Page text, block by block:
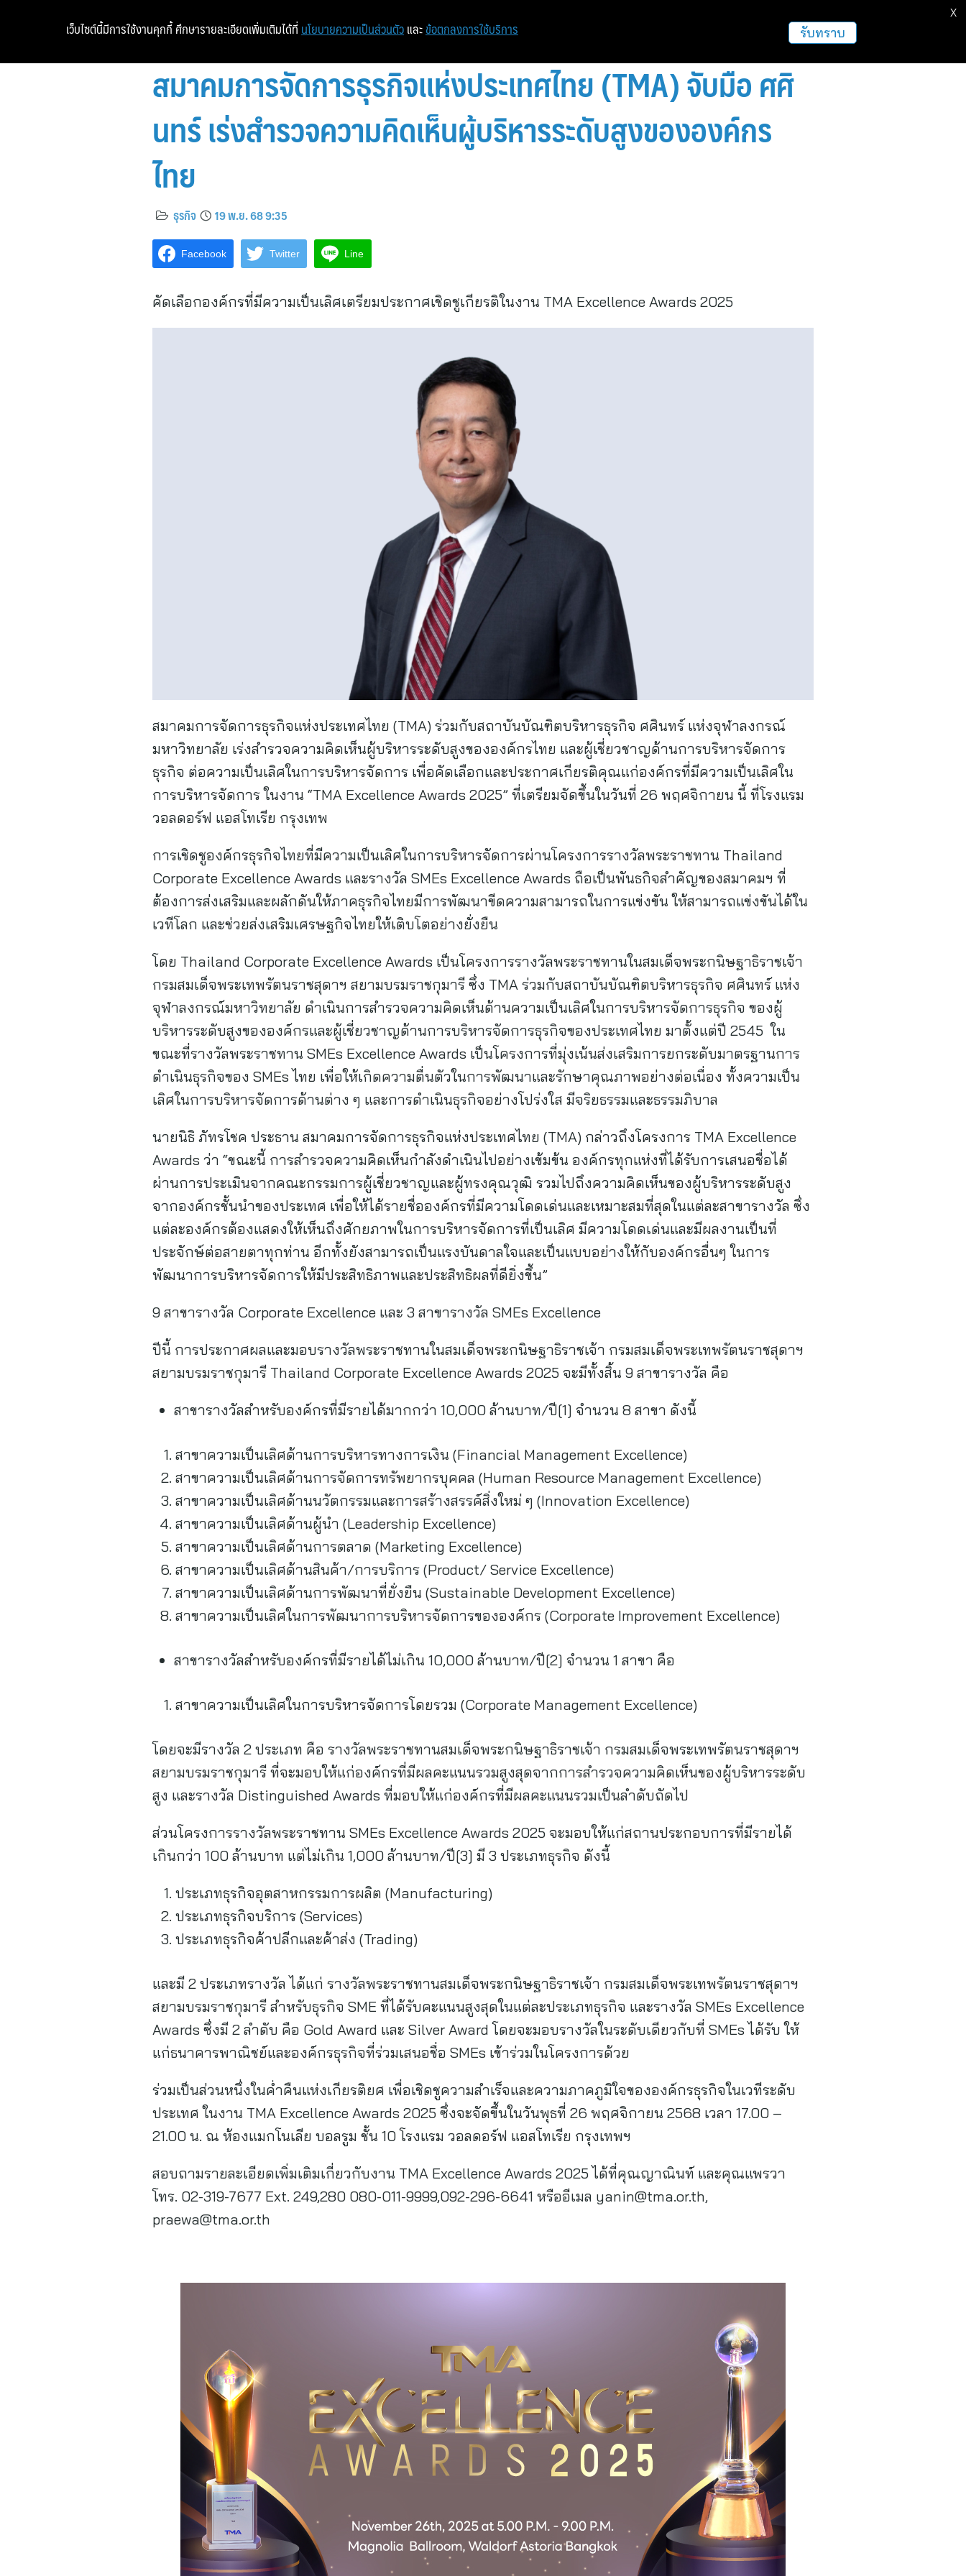
สมาคมการจัดการธุรกิจแห่งประเทศไทย (TMA) จับมือ ศศิ
นทร์ เร่งสำรวจความคิดเห็นผู้บริหารระดับสูงขององค์กร
ไทย
ธุรกิจ 19 พ.ย. 68 9:35
Facebook Twitter Line
คัดเลือกองค์กรที่มีความเป็นเลิศเตรียมประกาศเชิดชูเกียรติในงาน TMA Excellence Awards 2025
สมาคมการจัดการธุรกิจแห่งประเทศไทย (TMA) ร่วมกับสถาบันบัณฑิตบริหารธุรกิจ ศศินทร์ แห่งจุฬาลงกรณ์
มหาวิทยาลัย เร่งสำรวจความคิดเห็นผู้บริหารระดับสูงขององค์กรไทย และผู้เชี่ยวชาญด้านการบริหารจัดการ
ธุรกิจ ต่อความเป็นเลิศในการบริหารจัดการ เพื่อคัดเลือกและประกาศเกียรติคุณแก่องค์กรที่มีความเป็นเลิศใน
การบริหารจัดการ ในงาน “TMA Excellence Awards 2025” ที่เตรียมจัดขึ้นในวันที่ 26 พฤศจิกายน นี้ ที่โรงแรม
วอลดอร์ฟ แอสโทเรีย กรุงเทพ
การเชิดชูองค์กรธุรกิจไทยที่มีความเป็นเลิศในการบริหารจัดการผ่านโครงการรางวัลพระราชทาน Thailand
Corporate Excellence Awards และรางวัล SMEs Excellence Awards ถือเป็นพันธกิจสำคัญของสมาคมฯ ที่
ต้องการส่งเสริมและผลักดันให้ภาคธุรกิจไทยมีการพัฒนาขีดความสามารถในการแข่งขัน ให้สามารถแข่งขันได้ใน
เวทีโลก และช่วยส่งเสริมเศรษฐกิจไทยให้เติบโตอย่างยั่งยืน
โดย Thailand Corporate Excellence Awards เป็นโครงการรางวัลพระราชทานในสมเด็จพระกนิษฐาธิราชเจ้า
กรมสมเด็จพระเทพรัตนราชสุดาฯ สยามบรมราชกุมารี ซึ่ง TMA ร่วมกับสถาบันบัณฑิตบริหารธุรกิจ ศศินทร์ แห่ง
จุฬาลงกรณ์มหาวิทยาลัย ดำเนินการสำรวจความคิดเห็นด้านความเป็นเลิศในการบริหารจัดการธุรกิจ ของผู้
บริหารระดับสูงขององค์กรและผู้เชี่ยวชาญด้านการบริหารจัดการธุรกิจของประเทศไทย มาตั้งแต่ปี 2545 ใน
ขณะที่รางวัลพระราชทาน SMEs Excellence Awards เป็นโครงการที่มุ่งเน้นส่งเสริมการยกระดับมาตรฐานการ
ดำเนินธุรกิจของ SMEs ไทย เพื่อให้เกิดความตื่นตัวในการพัฒนาและรักษาคุณภาพอย่างต่อเนื่อง ทั้งความเป็น
เลิศในการบริหารจัดการด้านต่าง ๆ และการดำเนินธุรกิจอย่างโปร่งใส มีจริยธรรมและธรรมภิบาล
นายนิธิ ภัทรโชค ประธาน สมาคมการจัดการธุรกิจแห่งประเทศไทย (TMA) กล่าวถึงโครงการ TMA Excellence
Awards ว่า “ขณะนี้ การสำรวจความคิดเห็นกำลังดำเนินไปอย่างเข้มข้น องค์กรทุกแห่งที่ได้รับการเสนอชื่อได้
ผ่านการประเมินจากคณะกรรมการผู้เชี่ยวชาญและผู้ทรงคุณวุฒิ รวมไปถึงความคิดเห็นของผู้บริหารระดับสูง
จากองค์กรชั้นนำของประเทศ เพื่อให้ได้รายชื่อองค์กรที่มีความโดดเด่นและเหมาะสมที่สุดในแต่ละสาขารางวัล ซึ่ง
แต่ละองค์กรต้องแสดงให้เห็นถึงศักยภาพในการบริหารจัดการที่เป็นเลิศ มีความโดดเด่นและมีผลงานเป็นที่
ประจักษ์ต่อสายตาทุกท่าน อีกทั้งยังสามารถเป็นแรงบันดาลใจและเป็นแบบอย่างให้กับองค์กรอื่นๆ ในการ
พัฒนาการบริหารจัดการให้มีประสิทธิภาพและประสิทธิผลที่ดียิ่งขึ้น”
9 สาขารางวัล Corporate Excellence และ 3 สาขารางวัล SMEs Excellence
ปีนี้ การประกาศผลและมอบรางวัลพระราชทานในสมเด็จพระกนิษฐาธิราชเจ้า กรมสมเด็จพระเทพรัตนราชสุดาฯ
สยามบรมราชกุมารี Thailand Corporate Excellence Awards 2025 จะมีทั้งสิ้น 9 สาขารางวัล คือ
สาขารางวัลสำหรับองค์กรที่มีรายได้มากกว่า 10,000 ล้านบาท/ปี[1] จำนวน 8 สาขา ดังนี้
สาขาความเป็นเลิศด้านการบริหารทางการเงิน (Financial Management Excellence)
สาขาความเป็นเลิศด้านการจัดการทรัพยากรบุคคล (Human Resource Management Excellence)
สาขาความเป็นเลิศด้านนวัตกรรมและการสร้างสรรค์สิ่งใหม่ ๆ (Innovation Excellence)
สาขาความเป็นเลิศด้านผู้นำ (Leadership Excellence)
สาขาความเป็นเลิศด้านการตลาด (Marketing Excellence)
สาขาความเป็นเลิศด้านสินค้า/การบริการ (Product/ Service Excellence)
สาขาความเป็นเลิศด้านการพัฒนาที่ยั่งยืน (Sustainable Development Excellence)
สาขาความเป็นเลิศในการพัฒนาการบริหารจัดการขององค์กร (Corporate Improvement Excellence)
สาขารางวัลสำหรับองค์กรที่มีรายได้ไม่เกิน 10,000 ล้านบาท/ปี[2] จำนวน 1 สาขา คือ
สาขาความเป็นเลิศในการบริหารจัดการโดยรวม (Corporate Management Excellence)
โดยจะมีรางวัล 2 ประเภท คือ รางวัลพระราชทานสมเด็จพระกนิษฐาธิราชเจ้า กรมสมเด็จพระเทพรัตนราชสุดาฯ
สยามบรมราชกุมารี ที่จะมอบให้แก่องค์กรที่มีผลคะแนนรวมสูงสุดจากการสำรวจความคิดเห็นของผู้บริหารระดับ
สูง และรางวัล Distinguished Awards ที่มอบให้แก่องค์กรที่มีผลคะแนนรวมเป็นลำดับถัดไป
ส่วนโครงการรางวัลพระราชทาน SMEs Excellence Awards 2025 จะมอบให้แก่สถานประกอบการที่มีรายได้
เกินกว่า 100 ล้านบาท แต่ไม่เกิน 1,000 ล้านบาท/ปี[3] มี 3 ประเภทธุรกิจ ดังนี้
ประเภทธุรกิจอุตสาหกรรมการผลิต (Manufacturing)
ประเภทธุรกิจบริการ (Services)
ประเภทธุรกิจค้าปลีกและค้าส่ง (Trading)
และมี 2 ประเภทรางวัล ได้แก่ รางวัลพระราชทานสมเด็จพระกนิษฐาธิราชเจ้า กรมสมเด็จพระเทพรัตนราชสุดาฯ
สยามบรมราชกุมารี สำหรับธุรกิจ SME ที่ได้รับคะแนนสูงสุดในแต่ละประเภทธุรกิจ และรางวัล SMEs Excellence
Awards ซึ่งมี 2 ลำดับ คือ Gold Award และ Silver Award โดยจะมอบรางวัลในระดับเดียวกับที่ SMEs ได้รับ ให้
แก่ธนาคารพาณิชย์และองค์กรธุรกิจที่ร่วมเสนอชื่อ SMEs เข้าร่วมในโครงการด้วย
ร่วมเป็นส่วนหนึ่งในค่ำคืนแห่งเกียรติยศ เพื่อเชิดชูความสำเร็จและความภาคภูมิใจขององค์กรธุรกิจในเวทีระดับ
ประเทศ ในงาน TMA Excellence Awards 2025 ซึ่งจะจัดขึ้นในวันพุธที่ 26 พฤศจิกายน 2568 เวลา 17.00 –
21.00 น. ณ ห้องแมกโนเลีย บอลรูม ชั้น 10 โรงแรม วอลดอร์ฟ แอสโทเรีย กรุงเทพฯ
สอบถามรายละเอียดเพิ่มเติมเกี่ยวกับงาน TMA Excellence Awards 2025 ได้ที่คุณญาณินท์ และคุณแพรวา
โทร. 02-319-7677 Ext. 249,280 080-011-9999,092-296-6641 หรืออีเมล yanin@tma.or.th,
praewa@tma.or.th
เว็บไซต์นี้มีการใช้งานคุกกี้ ศึกษารายละเอียดเพิ่มเติมได้ที่ นโยบายความเป็นส่วนตัว และ ข้อตกลงการใช้บริการ รับทราบ
X